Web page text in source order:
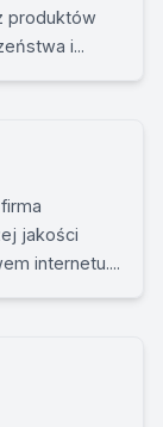
produktów
i...
jakości
internetu....